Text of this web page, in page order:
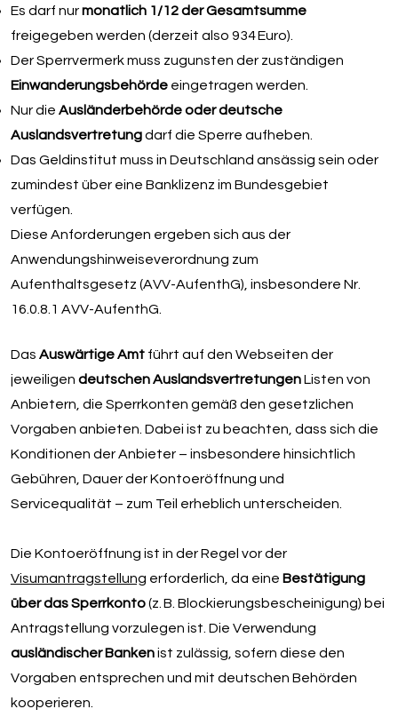
Es darf nurmonatlich 1/12 der Gesamtsumme
freigegeben werden (derzeit also 934 Euro).
Der Sperrvermerk muss zugunsten der zuständigen
Einwanderungsbehörde eingetragen werden.
Nur dieAusländerbehörde oder deutsche
Auslandsvertretungdarf die Sperre aufheben.
Das Geldinstitut muss in Deutschland ansässig sein oder
zumindest über eine Banklizenz im Bundesgebiet
verfügen.
Diese Anforderungen ergeben sich aus der
Anwendungshinweiseverordnung zum
Aufenthaltsgesetz (AVV-AufenthG), insbesondere Nr.
16.0.8.1 AVV-AufenthG.
Das Auswärtige Amtführt auf den Webseiten der
jeweiligen deutschen AuslandsvertretungenListen von
Anbietern, die Sperrkonten gemäß den gesetzlichen
Vorgaben anbieten. Dabei ist zu beachten, dass sich die
Konditionen der Anbieter – insbesondere hinsichtlich
Gebühren, Dauer der Kontoeröffnung und
Servicequalität – zum Teil erheblich unterscheiden.
Die Kontoeröffnung ist in der Regel vor der
Visumantragstellung erforderlich, da eine Bestätigung
über das Sperrkonto(z. B. Blockierungsbescheinigung) bei
Antragstellung vorzulegen ist. Die Verwendung
ausländischer Bankenist zulässig, sofern diese den
Vorgaben entsprechen und mit deutschen Behörden
kooperieren.